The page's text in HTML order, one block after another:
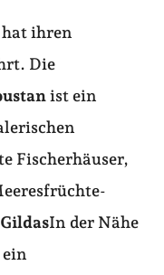
hat ihren
Die
ist ein
Fischerhäuser,
In der Nähe
ein